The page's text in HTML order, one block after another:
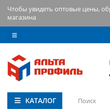
Чтобы увидеть оптовые цены,
магазина
КАТАЛОГ